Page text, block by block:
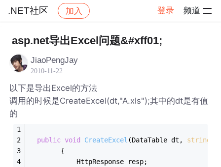
.NET社区 加入 登录 频道
.NET社区 帖子详情
asp.net导出Excel问题&#xff01;
JiaoPengJay
2010-11-22
以下是导出Excel的方法
调用的时候是CreateExcel(dt,"A.xls");其中的dt是有值
的
public void CreateExcel (DataTable dt, string
        {
            HttpResponse resp;